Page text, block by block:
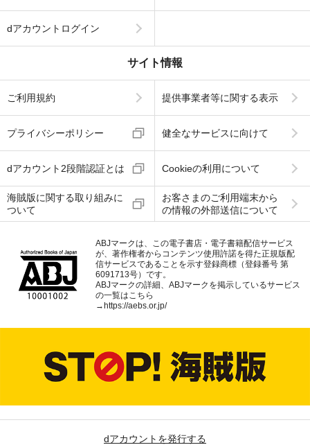
dアカウントログイン
サイト情報
ご利用規約 提供事業者等に関する表示
プライバシーポリシー 健全なサービスに向けて
dアカウント2段階認証とは Cookieの利用について
海賊版に関する取り組みに
ついて
お客さまのご利用端末から
の情報の外部送信について
ABJマークは、この電子書店・電子書籍配信サービス
が、著作権者からコンテンツ使用許諾を得た正規版配
信サービスであることを示す登録商標（登録番号 第
6091713号）です。
ABJマークの詳細、ABJマークを掲示しているサービス
の一覧はこちら
→ https://aebs.or.jp/
dアカウントを発行する